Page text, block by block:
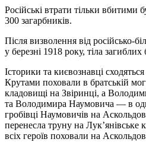
Російські втрати тільки
300 загарбників.
Після визволення від російсько-
у березні 1918 року, тіла
Історики та києвознавці
Крутами поховали в братській
кладовищі на Звіринці, а
та Володимира Наумовича — в
гробівці Наумовичів на
перенесла труну на
всіх героїв поховали на